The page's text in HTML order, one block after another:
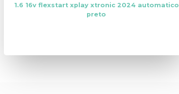
1.6 16v flexstart xplay xtronic 2024 automatico
preto